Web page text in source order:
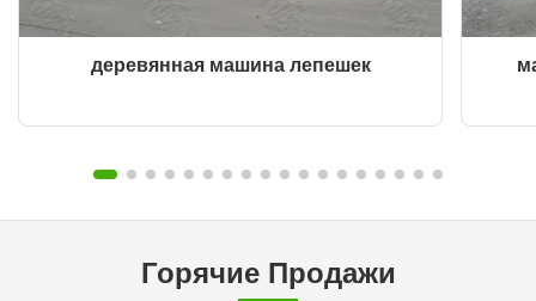
деревянная машина лепешек
Горячие Продажи